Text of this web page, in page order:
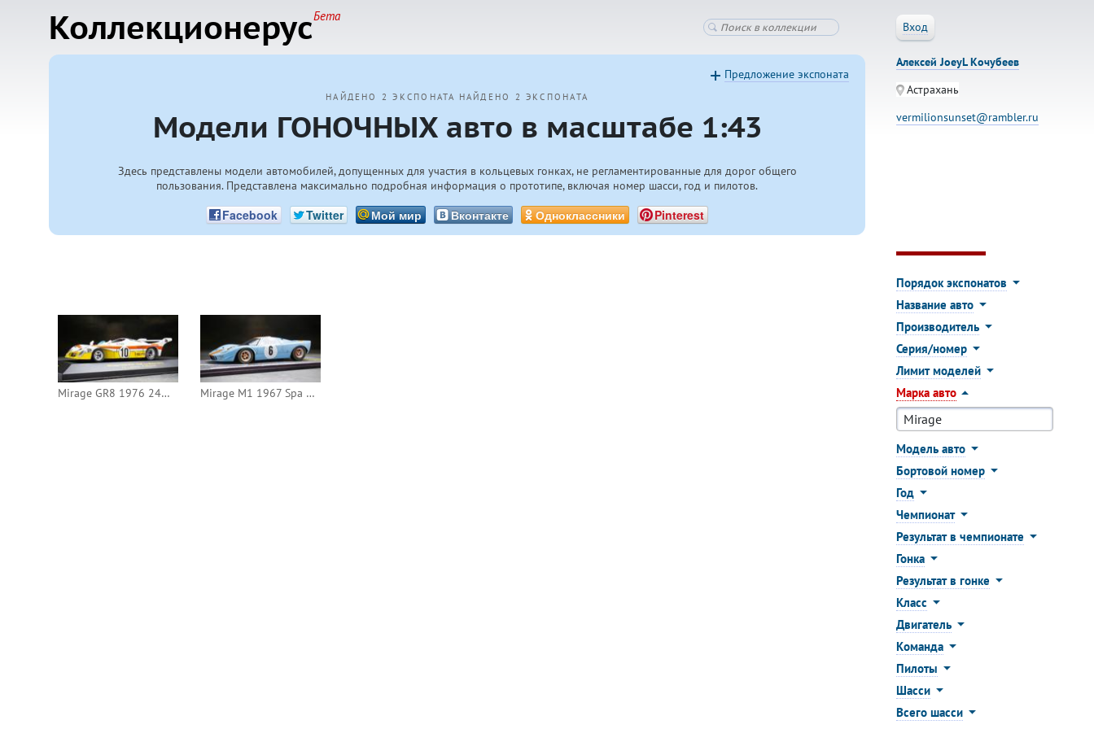
КоллекционерусБета
Вход
НАЙДЕНО 2 ЭКСПОНАТА НАЙДЕНО 2 ЭКСПОНАТА
Модели ГОНОЧНЫХ авто в масштабе 1:43
Здесь представлены модели автомобилей, допущенных для участия в кольцевых гонках, не регламентированные для дорог общего
пользования. Представлена максимально подробная информация о прототипе, включая номер шасси, год и пилотов.
Facebook Twitter Мой мир Вконтакте Одноклассники Pinterest
Предложение экспоната
Алексей JoeyL Кочубеев
Астрахань
vermilionsunset@rambler.ru
Mirage GR8 1976 24h Le Mans #10 (IXO) Mirage M1 1967 Spa 1000km #6 (Bizarre)
Порядок экспонатов
Название авто
Производитель
Серия/номер
Лимит моделей
Марка авто
Модель авто
Бортовой номер
Год
Чемпионат
Результат в чемпионате
Гонка
Результат в гонке
Класс
Двигатель
Команда
Пилоты
Шасси
Всего шасси